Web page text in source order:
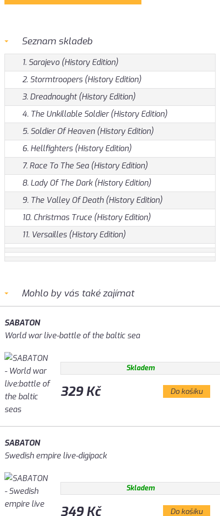
Seznam skladeb
1. Sarajevo (History Edition)
2. Stormtroopers (History Edition)
3. Dreadnought (History Edition)
4. The Unkillable Soldier (History Edition)
5. Soldier Of Heaven (History Edition)
6. Hellfighters (History Edition)
7. Race To The Sea (History Edition)
8. Lady Of The Dark (History Edition)
9. The Valley Of Death (History Edition)
10. Christmas Truce (History Edition)
11. Versailles (History Edition)
Mohlo by vás také zajímat
SABATON
World war live-battle of the baltic sea
Skladem
329 Kč Do košíku
SABATON
Swedish empire live-digipack
Skladem
349 Kč Do košíku